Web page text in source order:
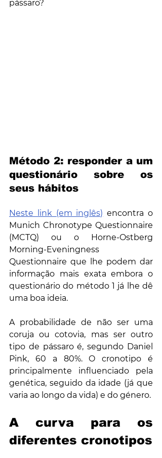
pássaro?
Método 2: responder a um
questionário sobre os
seus hábitos
Neste link (em inglês) encontra o
Munich Chronotype Questionnaire
(MCTQ) ou o Horne-Ostberg
Morning-Eveningness
Questionnaire que lhe podem dar
informação mais exata embora o
questionário do método 1 já lhe dê
uma boa ideia.
A probabilidade de não ser uma
coruja ou cotovia, mas ser outro
tipo de pássaro é, segundo Daniel
Pink, 60 a 80%. O cronotipo é
principalmente influenciado pela
genética, seguido da idade (já que
varia ao longo da vida) e do género.
A curva para os
diferentes cronotipos